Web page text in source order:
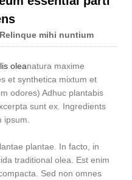
Relinque mihi nuntium
oleanatura maxime
et synthetica mixtum et
odores) Adhuc plantabis
sunt ex. Ingredients
ipsum.
plantae. In facto, in
traditional olea. Est enim
Sed non omnes